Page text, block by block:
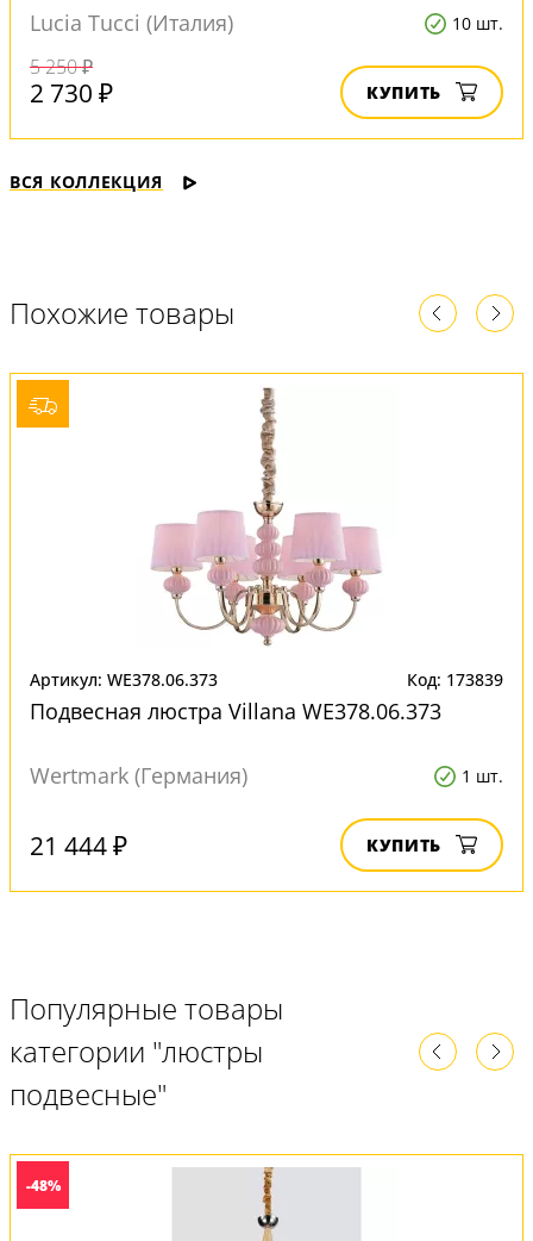
Lucia Tucci (Италия) 10 шт.
5 250 ₽
2 730 ₽ КУПИТЬ
ВСЯ КОЛЛЕКЦИЯ
Похожие товары
Артикул: WE378.06.373 Код: 173839
Подвесная люстра Villana WE378.06.373
Wertmark (Германия) 1 шт.
21 444 ₽ КУПИТЬ
Популярные товары
категории "люстры
подвесные"
-48%